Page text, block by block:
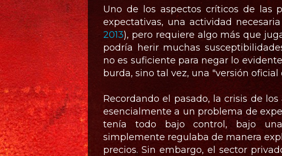
Uno de los aspectos críticos de las
expectativas, una actividad
2013), pero requiere algo más que
podría herir muchas
no es suficiente para negar lo
burda, sino tal vez, una "versión oficial
Recordando el pasado, la crisis de
esencialmente a un problema de
tenía todo bajo control, bajo
simplemente regulaba de manera
precios. Sin embargo, el sector